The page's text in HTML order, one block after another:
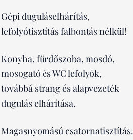
Gépi duguláselhárítás,
lefolyótisztítás falbontás nélkül!
Konyha, fürdőszoba, mosdó,
mosogató és WC lefolyók,
továbbá strang és alapvezeték
dugulás elhárítása.
Magasnyomású csatornatisztítás.